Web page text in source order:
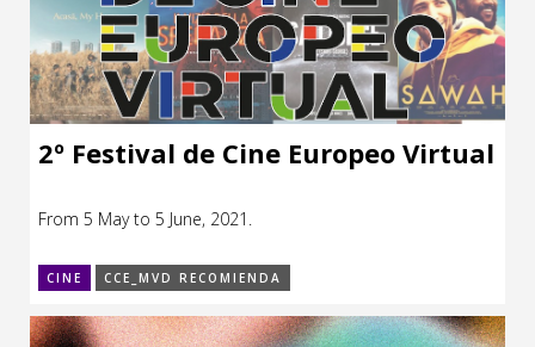
2º Festival de Cine Europeo Virtual
From 5 May to 5 June, 2021.
CINE CCE_MVD RECOMIENDA